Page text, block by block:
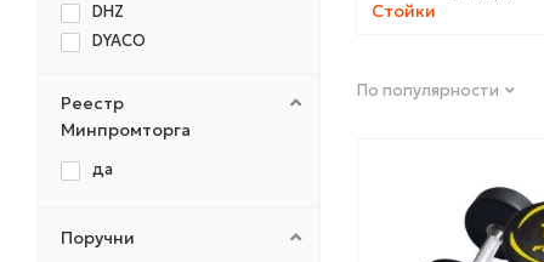
По популярности
DHZ
DYACO
FOREMAN
HASTTINGS
MATRIX
Реестр
Минпромторга
да
Поручни